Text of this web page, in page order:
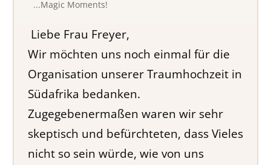
...Magic Moments!
Liebe Frau Freyer,
Wir möchten uns noch einmal für die
Organisation unserer Traumhochzeit in
Südafrika bedanken.
Zugegebenermaßen waren wir sehr
skeptisch und befürchteten, dass Vieles
nicht so sein würde, wie von uns